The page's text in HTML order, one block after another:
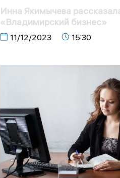
Инна Якимычева
«Владимирский бизнес»
11/12/2023 15:30